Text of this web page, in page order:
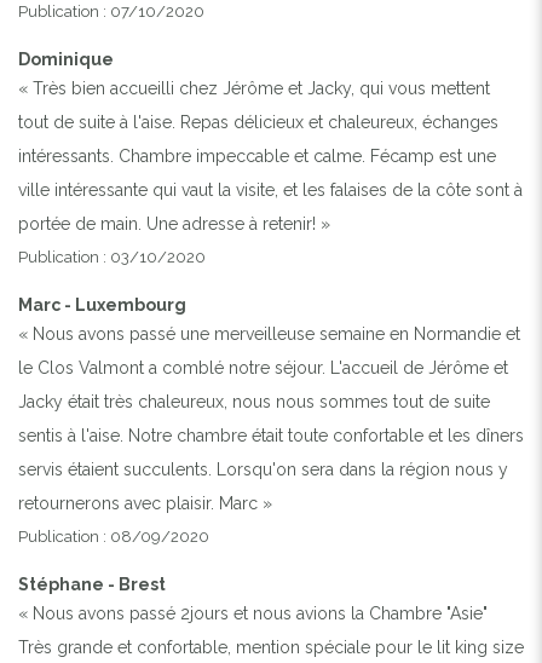
Publication : 07/10/2020
Dominique
« Très bien accueilli chez Jérôme et Jacky, qui vous mettent
tout de suite à l'aise. Repas délicieux et chaleureux, échanges
intéressants. Chambre impeccable et calme. Fécamp est une
ville intéressante qui vaut la visite, et les falaises de la côte sont à
portée de main. Une adresse à retenir! »
Publication : 03/10/2020
Marc - Luxembourg
« Nous avons passé une merveilleuse semaine en Normandie et
le Clos Valmont a comblé notre séjour. L'accueil de Jérôme et
Jacky était très chaleureux, nous nous sommes tout de suite
sentis à l'aise. Notre chambre était toute confortable et les dîners
servis étaient succulents. Lorsqu'on sera dans la région nous y
retournerons avec plaisir. Marc »
Publication : 08/09/2020
Stéphane - Brest
« Nous avons passé 2jours et nous avions la Chambre "Asie"
Très grande et confortable, mention spéciale pour le lit king size